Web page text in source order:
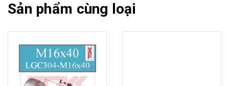
Sản phẩm cùng loại